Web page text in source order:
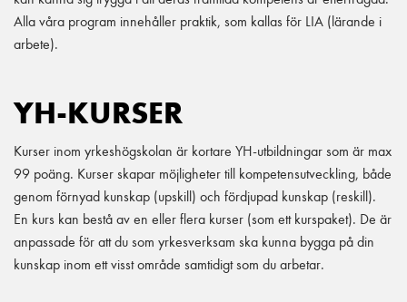
Alla våra program innehåller praktik, som kallas för LIA (lärande i
arbete).
YH-KURSER
Kurser inom yrkeshögskolan är kortare YH-utbildningar som är max
99 poäng. Kurser skapar möjligheter till kompetensutveckling, både
genom förnyad kunskap (upskill) och fördjupad kunskap (reskill).
En kurs kan bestå av en eller flera kurser (som ett kurspaket). De är
anpassade för att du som yrkesverksam ska kunna bygga på din
kunskap inom ett visst område samtidigt som du arbetar.